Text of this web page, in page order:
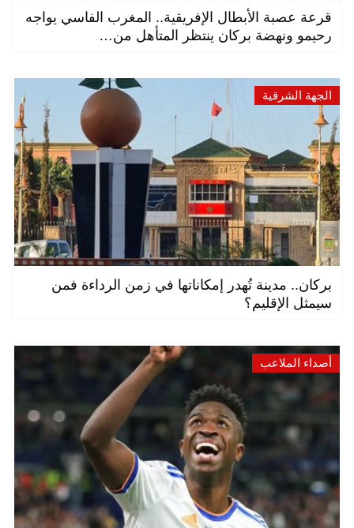
قرعة عصبة الأبطال الإفريقية.. المغرب الفاسي يواجه
رحيمو ونهضة بركان ينتظر المتأهل من…
الجهة الشرقية
بركان.. مدينة تُهدر إمكاناتها في زمن الرداءة فمن
سيمثل الإقليم؟
أصداء الملاعب